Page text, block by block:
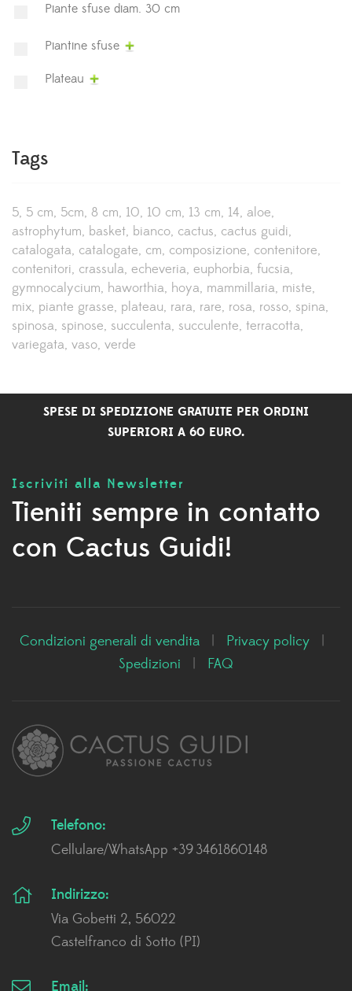
Piante sfuse diam. 30 cm
Piantine sfuse
Plateau
Tags
5 5 cm 5cm 8 cm 10 10 cm 13 cm 14 aloe
astrophytum basket bianco cactus cactus guidi
catalogata catalogate cm composizione contenitore
contenitori crassula echeveria euphorbia fucsia
gymnocalycium haworthia hoya mammillaria miste
mix piante grasse plateau rara rare rosa rosso spina
spinosa spinose succulenta succulente terracotta
variegata vaso verde
SPESE DI SPEDIZIONE GRATUITE PER ORDINI
SUPERIORI A 60 EURO.
Iscriviti alla Newsletter
Tieniti sempre in contatto
con Cactus Guidi!
Condizioni generali di vendita Privacy policy
Spedizioni
FAQ
Telefono:
Cellulare/WhatsApp +39 3461860148
Indirizzo:
Via Gobetti 2, 56022
Castelfranco di Sotto (PI)
Email: